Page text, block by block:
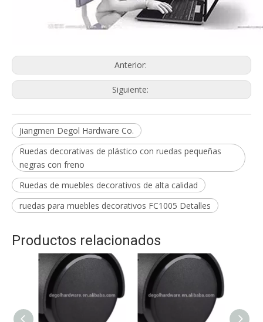
Anterior:
Siguiente:
Jiangmen Degol Hardware Co.
Ruedas decorativas de plástico con ruedas pequeñas
negras con freno
Ruedas de muebles decorativos de alta calidad
ruedas para muebles decorativos FC1005 Detalles
Productos relacionados